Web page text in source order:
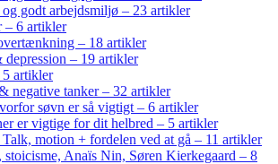
og godt arbejdsmiljø – 23 artikler
6 artikler
– 18 artikler
depression – 19 artikler
5 artikler
negative tanker – 32 artikler
søvn er så vigtigt – 6 artikler
er vigtige for dit helbred – 5 artikler
motion + fordelen ved at gå – 11 artikler
stoicisme, Anaïs Nin, Søren Kierkegaard – 8